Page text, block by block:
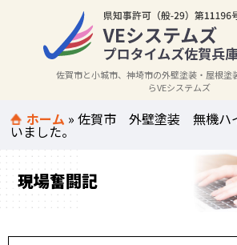
佐賀市と小城市、神埼市の外壁塗装・屋根塗
らVEシステムズ
ホーム »佐賀市 外壁塗装 無機ハ
いました。
現場奮闘記